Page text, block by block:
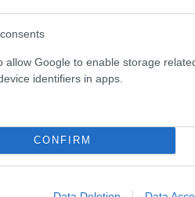
allow Google to enable storage
identifiers in apps.
CONFIRM
Flash.gr
στο μονοπάτι του